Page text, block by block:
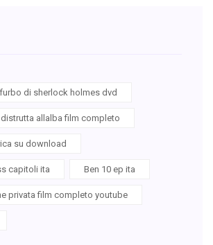
di sherlock holmes dvd
allalba film completo
su download
capitoli ita Ben 10 ep ita
privata film completo youtube